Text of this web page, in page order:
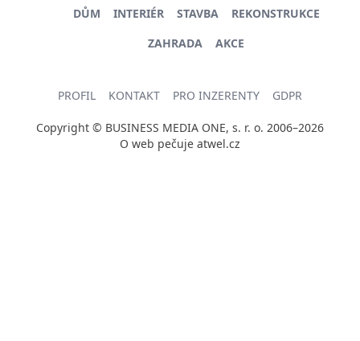
DŮM INTERIÉR STAVBA
REKONSTRUKCE
ZAHRADA
AKCE
PROFIL KONTAKT PRO INZERENTY GDPR
Copyright © BUSINESS MEDIA ONE, s. r. o. 2006–2026